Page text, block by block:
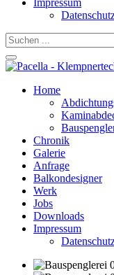
Impressum
Home
Chronik
Galerie
Anfrage
Balkondesigner
Werk
Jobs
Downloads
Impressum